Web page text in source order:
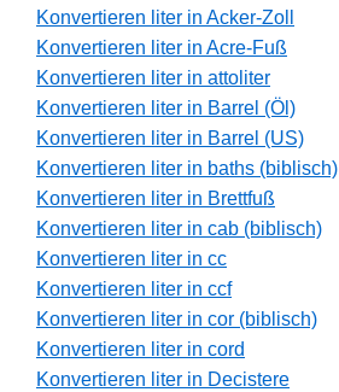
Konvertieren liter in Acker-Zoll
Konvertieren liter in Acre-Fuß
Konvertieren liter in attoliter
Konvertieren liter in Barrel (Öl)
Konvertieren liter in Barrel (US)
Konvertieren liter in baths (biblisch)
Konvertieren liter in Brettfuß
Konvertieren liter in cab (biblisch)
Konvertieren liter in cc
Konvertieren liter in ccf
Konvertieren liter in cor (biblisch)
Konvertieren liter in cord
Konvertieren liter in Decistere